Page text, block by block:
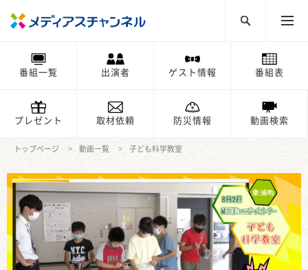
番組一覧 出演者 ゲスト情報 番組表
プレゼント 取材依頼 防災情報 動画検索
トップページ 動画一覧 子ども科学教室